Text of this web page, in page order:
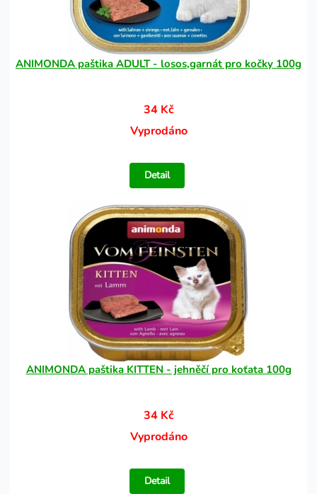
ANIMONDA paštika ADULT - losos,garnát pro kočky 100g
34 Kč
Vyprodáno
Detail
ANIMONDA paštika KITTEN - jehněčí pro koťata 100g
34 Kč
Vyprodáno
Detail